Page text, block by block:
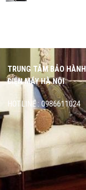
TRUNG TÂM BẢO HÀNH
ĐIỆN MÁY HÀ NỘI
HOTLINE : 0986611024